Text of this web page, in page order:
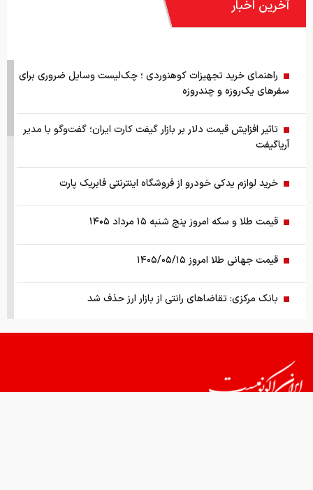
آخرین اخبار
راهنمای خرید تجهیزات کوهنوردی ؛ چک‌لیست وسایل ضروری برای
سفرهای یک‌روزه و چندروزه
تاثیر افزایش قیمت دلار بر بازار گیفت کارت ایران؛ گفت‌وگو با مدیر
آریاگیفت
خرید لوازم یدکی خودرو از فروشگاه اینترنتی فابریک پارت
قیمت طلا و سکه امروز پنج شنبه ۱۵ مرداد ۱۴۰۵
قیمت جهانی طلا امروز ۱۴۰۵/۰۵/۱۵
بانک مرکزی: تقاضا‌های رانتی از بازار ارز حذف شد
کالابرگ سه دهک مشمول شارژ شد
هشدار تخلیه برای ساکنان شهرک المنصوری/ ارتش اسرائیل: با
تمام قدرت علیه حزب الله اقدام خواهیم کرد